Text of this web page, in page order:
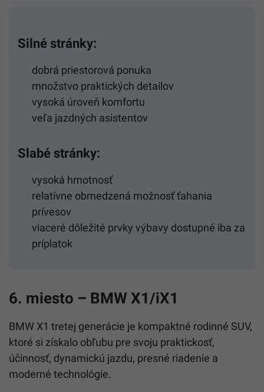
Silné stránky:
dobrá priestorová ponuka
množstvo praktických detailov
vysoká úroveň komfortu
veľa jazdných asistentov
Slabé stránky:
vysoká hmotnosť
relatívne obmedzená možnosť ťahania
prívesov
viaceré dôležité prvky výbavy dostupné iba za
príplatok
6. miesto – BMW X1/iX1
BMW X1 tretej generácie je kompaktné rodinné SUV,
ktoré si získalo obľubu pre svoju praktickosť,
účinnosť, dynamickú jazdu, presné riadenie a
moderné technológie.